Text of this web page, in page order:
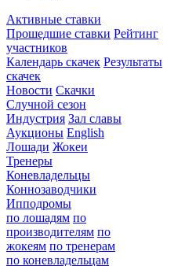
Активные ставки
Прошедшие ставки Рейтинг
участников
Календарь скачек Результаты
скачек
Новости Скачки
Случной сезон
Индустрия Зал славы
Аукционы English
Лошади Жокеи
Тренеры
Коневладельцы
Коннозаводчики
Ипподромы
по лошадям по
производителям по
жокеям по тренерам
по коневладельцам